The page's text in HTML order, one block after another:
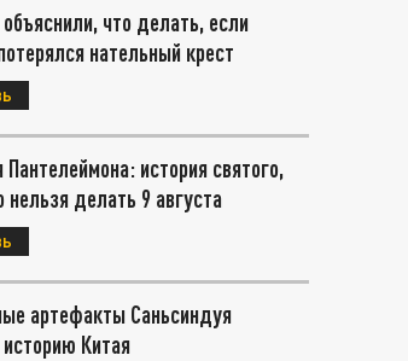
что делать, если
нательный крест
история святого,
нельзя делать 9 августа
артефакты Саньсиндуя
Китая